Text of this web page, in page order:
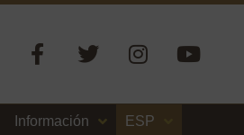
Información ESP